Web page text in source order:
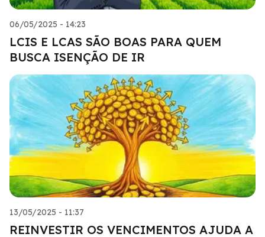
06/05/2025 - 14:23
LCIS E LCAS SÃO BOAS PARA QUEM
BUSCA ISENÇÃO DE IR
13/05/2025 - 11:37
REINVESTIR OS VENCIMENTOS AJUDA A